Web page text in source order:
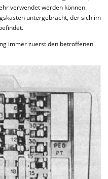
verwendet werden können.
untergebracht, der sich im
immer zuerst den betroffenen